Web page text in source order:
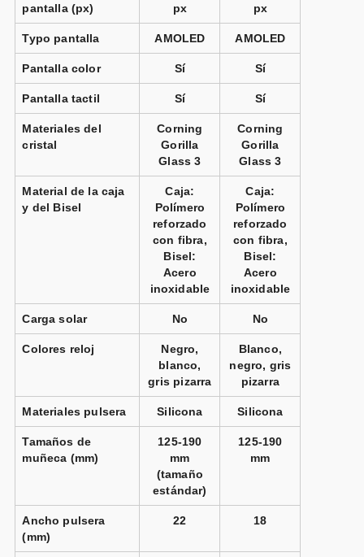
pantalla (px)
px
px
Typo pantalla AMOLED AMOLED
Pantalla color Sí Sí
Pantalla tactil Sí Sí
Materiales del
cristal
Corning
Gorilla
Glass 3
Corning
Gorilla
Glass 3
Material de la caja
y del Bisel
Caja:
Polímero
reforzado
con fibra,
Bisel:
Acero
inoxidable
Caja:
Polímero
reforzado
con fibra,
Bisel:
Acero
inoxidable
Carga solar No No
Colores reloj
Negro,
blanco,
gris pizarra
Blanco,
negro, gris
pizarra
Materiales pulsera Silicona Silicona
Tamaños de
muñeca (mm)
125-190
mm
(tamaño
estándar)
125-190
mm
Ancho pulsera
(mm)
22 18